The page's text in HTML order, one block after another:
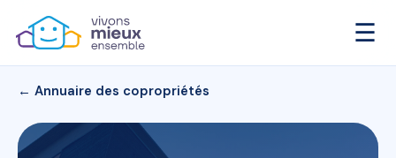
☰
← Annuaire des copropriétés